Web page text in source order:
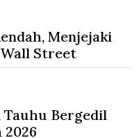
Menjejaki
Street
Tauhu Bergedil
2026